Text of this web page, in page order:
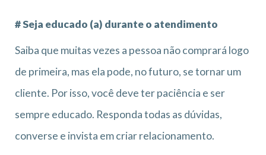
# Seja educado (a) durante o atendimento
Saiba que muitas vezes a pessoa não comprará logo
de primeira, mas ela pode, no futuro, se tornar um
cliente. Por isso, você deve ter paciência e ser
sempre educado. Responda todas as dúvidas,
converse e invista em criar relacionamento.